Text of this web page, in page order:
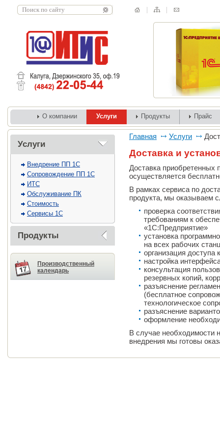
О компании Услуги Продукты Прайс
Услуги
Внедрение ПП 1С
Сопровождение ПП 1С
ИТС
Обслуживание ПК
Стоимость
Сервисы 1С
Продукты
Производственный
календарь
Главная Услуги
Доставка и
Доставка приобретенных
осуществляется
В рамках сервиса по
продукта, мы оказываем
проверка
требованиям к
«1С:Предприятие»
установка
на всех рабочих
организация доступа
настройка
консультация
резервных копий,
разъяснение
(бесплатное
технологическое
разъяснение
оформление
В случае необходимости
внедрения мы готовы